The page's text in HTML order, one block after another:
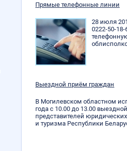
Прямые телефонные линии
28 июля
0222-50-
Выездной приём граждан
В Могилевском областном
года с 10.00 до 13.00
представителей
и туризма Республики